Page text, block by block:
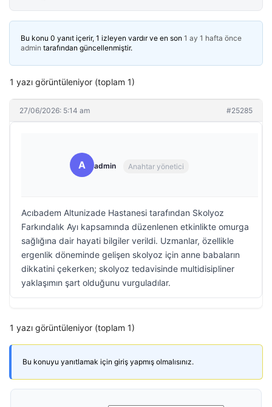
Bu konu 0 yanıt içerir, 1 izleyen vardır ve en son 1 ay 1 hafta önce
admin tarafından güncellenmiştir.
1 yazı görüntüleniyor (toplam 1)
27/06/2026: 5:14 am #25285
A admin Anahtar yönetici
Acıbadem Altunizade Hastanesi tarafından Skolyoz
Farkındalık Ayı kapsamında düzenlenen etkinlikte omurga
sağlığına dair hayati bilgiler verildi. Uzmanlar, özellikle
ergenlik döneminde gelişen skolyoz için anne babaların
dikkatini çekerken; skolyoz tedavisinde multidisipliner
yaklaşımın şart olduğunu vurguladılar.
1 yazı görüntüleniyor (toplam 1)
Bu konuyu yanıtlamak için giriş yapmış olmalısınız.